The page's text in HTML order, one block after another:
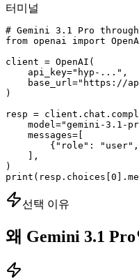
터미널
# Gemini 3.1 Pro
from openai import
client = OpenAI(
    api_key="hyp-...",
base_url="https://
)
resp =
model="gemini-3.1-
    messages=[
{"role":
    ],
)
선택 이유
왜 Gemini 3.1